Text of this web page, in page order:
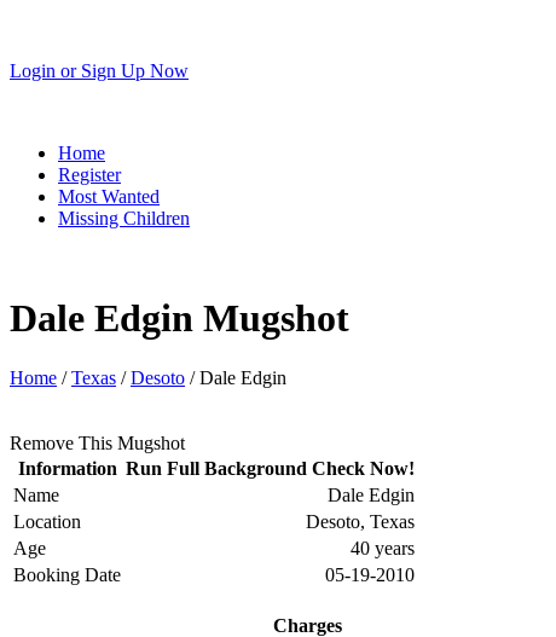
Login or Sign Up Now
Home
Register
Most Wanted
Missing Children
Dale Edgin Mugshot
Home /Texas /Desoto / Dale Edgin
Remove This Mugshot
Information Run Full Background Check Now!
Name
Dale Edgin
Location
Desoto, Texas
Age
40 years
Booking Date
05-19-2010
Charges